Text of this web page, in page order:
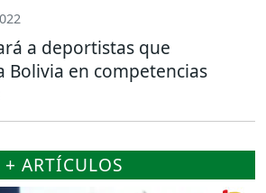
a deportistas que
Bolivia en competencias
+ ARTÍCULOS